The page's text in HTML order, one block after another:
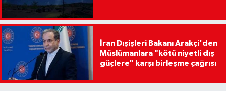
İran Dışişleri Bakanı Arakçi'den
Müslümanlara "kötü niyetli dış
güçlere" karşı birleşme çağrısı